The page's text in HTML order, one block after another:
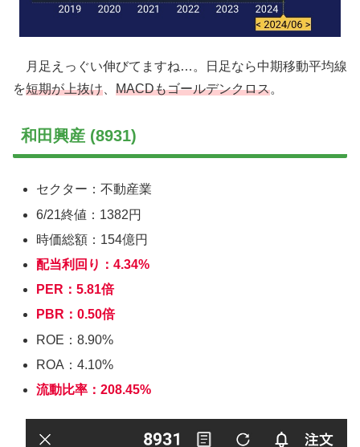
月足えっぐい伸びてますね…。日足なら中期移動平均線
を短期が上抜け MACDもゴールデンクロス。
和田興産 (8931)
セクター：不動産業
6/21終値：1382円
時価総額：154億円
配当利回り：4.34%
PER：5.81倍
PBR：0.50倍
ROE：8.90%
ROA：4.10%
流動比率：208.45%